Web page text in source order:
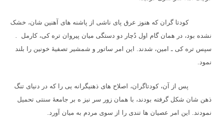
کودتا گران که هنوز عرق پای ناشی از پاشنه های آهنین شان، خشک
نشده بود، در همان گام اول دُچار دو دستگی میان پیروان تره کی، کارمل .
سپس تره کی ـ امین، شدند. این امر ساتور و شمشیر تصفیهٔ خونین را بلند
نمود.
پس از آن، کودتاگران، اصلاح های ذهنیگرانه یی را که در دنیای تنگ
ذهن شان شکل گرفته بودند، با همان زور سر نیز ه بر جامعهٔ سنتی تحمیل
نمودند. این امر عصیان ها تندی را از سوی مردم به میان آورد.